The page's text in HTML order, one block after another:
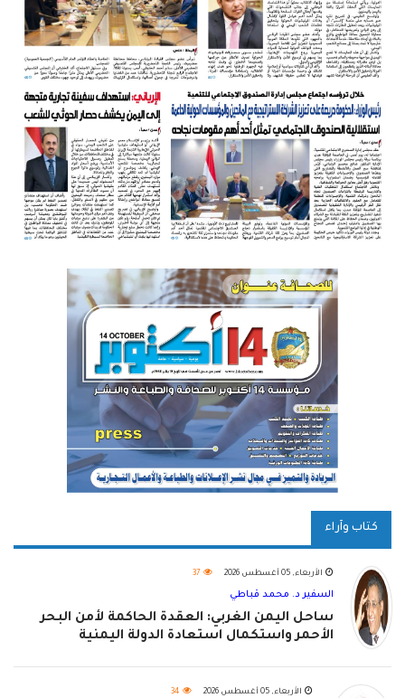
كتاب وآراء
الأربعاء, 05 أغسطس 2026 37
السفير د. محمد قباطي
ساحل اليمن الغربي: العقدة الحاكمة لأمن البحر
الأحمر واستكمال استعادة الدولة اليمنية
الأربعاء, 05 أغسطس 2026 34